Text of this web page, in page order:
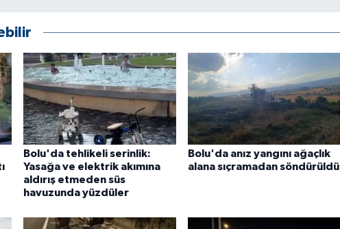
Bolu'da tehlikeli serinlik:
Yasağa ve elektrik akımına
aldırış etmeden süs
havuzunda yüzdüler
Bolu'da anız yangını ağaçlık
alana sıçramadan söndürüldü